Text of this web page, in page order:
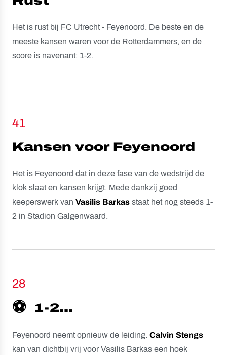
Het is rust bij FC Utrecht - Feyenoord. De beste en de
meeste kansen waren voor de Rotterdammers, en de
score is navenant: 1-2.
Kansen voor Feyenoord
41
Het is Feyenoord dat in deze fase van de wedstrijd de
klok slaat en kansen krijgt. Mede dankzij goed
keeperswerk van Vasilis Barkas staat het nog steeds 1-
2 in Stadion Galgenwaard.
⚽️ 1-2...
28
Feyenoord neemt opnieuw de leiding. Calvin Stengs
kan van dichtbij vrij voor Vasilis Barkas een hoek